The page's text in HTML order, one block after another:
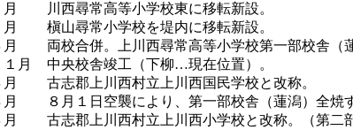
月
川西尋常高等小学校東に移転新設。
月
槇山尋常小学校を堤内に移転新設。
月
両校合併。上川西尋常高等小学校第一部校舎（
１月
中央校舎竣工（下柳…現在位置）。
月
古志郡上川西村立上川西国民学校と改称。
月
８月１日空襲により、第一部校舎（蓮潟）全焼
月
古志郡上川西村立上川西小学校と改称。（第二